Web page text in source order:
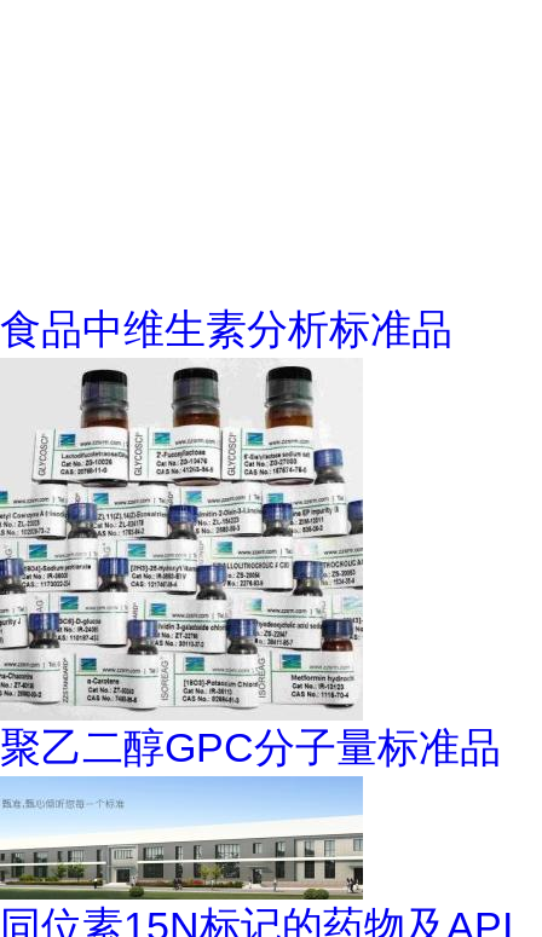
食品中维生素分析标准品
聚乙二醇GPC分子量标准品
同位素15N标记的药物及API